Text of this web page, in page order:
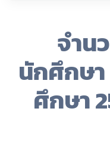
จำน
นักศึกษา
ศึกษา